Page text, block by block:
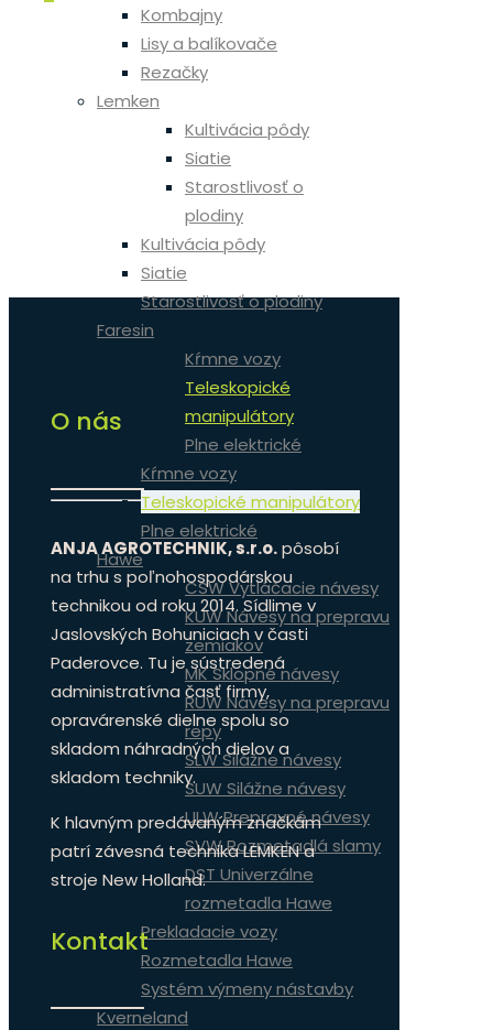
Kombajny
Lisy a balíkovače
Rezačky
Lemken
Kultivácia pôdy
Siatie
Starostlivosť o
plodiny
Kultivácia pôdy
Siatie
Starostlivosť o plodiny
Faresin
Kŕmne vozy
Teleskopické
manipulátory
Plne elektrické
Kŕmne vozy
Teleskopické manipulátory
Plne elektrické
Hawe
CSW Vytláčacie návesy
KUW Návesy na prepravu
zemiakov
MK Sklopné návesy
RUW Návesy na prepravu
repy
SLW Silážne návesy
SUW Silážne návesy
ULW Prepravné návesy
SVW Rozmetadlá slamy
DST Univerzálne
rozmetadla Hawe
Prekladacie vozy
Rozmetadla Hawe
Systém výmeny nástavby
Kverneland
O nás
ANJA AGROTECHNIK, s.r.o.pôsobí
na trhu s poľnohospodárskou
technikou od roku 2014. Sídlime v
Jaslovských Bohuniciach v časti
Paderovce. Tu je sústredená
administratívna časť firmy,
opravárenské dielne spolu so
skladom náhradných dielov a
skladom techniky.
K hlavným predávaným značkám
patrí závesná technika LEMKEN a
stroje New Holland.
Kontakt